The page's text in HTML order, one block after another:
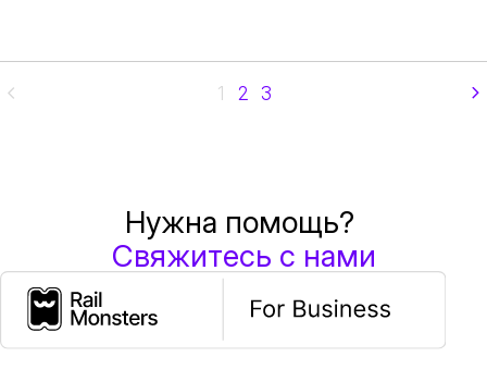
1 2 3
Нужна помощь?
Свяжитесь с нами